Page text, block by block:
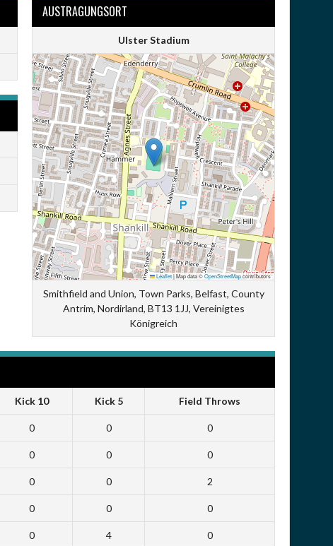
AUSTRAGUNGSORT
Ulster Stadium
Leaflet|Map data ©OpenStreetMapcontributors
Smithfield and Union, Town Parks, Belfast, County
Antrim, Nordirland, BT13 1JJ, Vereinigtes
Königreich
Kick 10 Kick 5 Field Throws
0 0 0
0 0 0
0 0 2
0 0 0
0 4 0